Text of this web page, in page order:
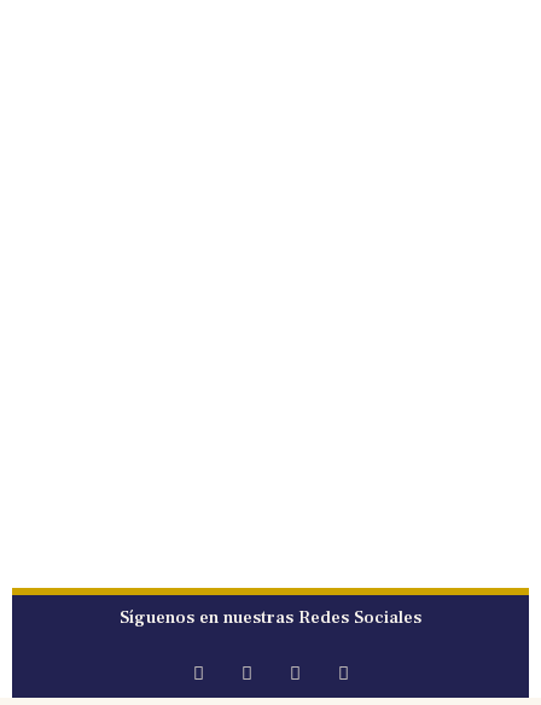
Síguenos en nuestras Redes Sociales